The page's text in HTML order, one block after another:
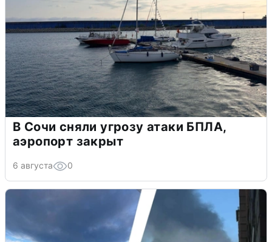
В Сочи сняли угрозу атаки БПЛА,
аэропорт закрыт
6 августа 0